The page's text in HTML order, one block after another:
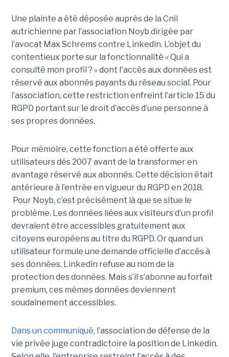
Une plainte a été déposée auprès de la Cnil
autrichienne par l’association Noyb dirigée par
l’avocat Max Schrems contre Linkedin. L’objet du
contentieux porte sur la fonctionnalité « Qui a
consulté mon profil ? » dont l'accès aux données est
réservé aux abonnés payants du réseau social. Pour
l’association, cette restriction enfreint l’article 15 du
RGPD portant sur le droit d’accès d’une personne à
ses propres données.
Pour mémoire, cette fonction a été offerte aux
utilisateurs dés 2007 avant de la transformer en
avantage réservé aux abonnés. Cette décision était
antérieure à l’entrée en vigueur du RGPD en 2018.
Pour Noyb, c’est précisément là que se situe le
problème. Les données liées aux visiteurs d’un profil
devraient être accessibles gratuitement aux
citoyens européens au titre du RGPD. Or quand un
utilisateur formule une demande officielle d’accès à
ses données, Linkedin refuse au nom de la
protection des données. Mais s’il s’abonne au forfait
premium, ces mêmes données deviennent
soudainement accessibles.
Dans un communiqué, l’association de défense de la
vie privée juge contradictoire la position de Linkedin.